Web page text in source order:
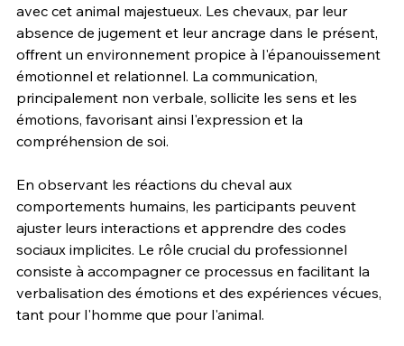
avec cet animal majestueux. Les chevaux, par leur
absence de jugement et leur ancrage dans le présent,
offrent un environnement propice à l'épanouissement
émotionnel et relationnel. La communication,
principalement non verbale, sollicite les sens et les
émotions, favorisant ainsi l'expression et la
compréhension de soi.
En observant les réactions du cheval aux
comportements humains, les participants peuvent
ajuster leurs interactions et apprendre des codes
sociaux implicites. Le rôle crucial du professionnel
consiste à accompagner ce processus en facilitant la
verbalisation des émotions et des expériences vécues,
tant pour l'homme que pour l'animal.